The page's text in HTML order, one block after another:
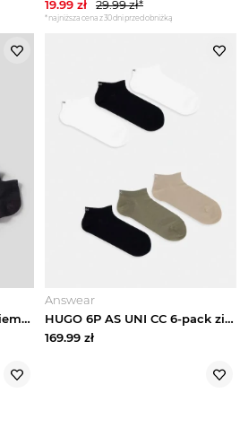
19.99 zł 29.99zł*
*najniższa cena z 30 dni przed obniżką
Krótkie skarpety z nadrukiem z logo w zestawie 6 szt. Champion Czarny
Answear
HUGO 6P AS UNI CC 6-pack zielony
169.99 zł